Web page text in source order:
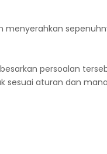
persoalan
sesuai aturan dan